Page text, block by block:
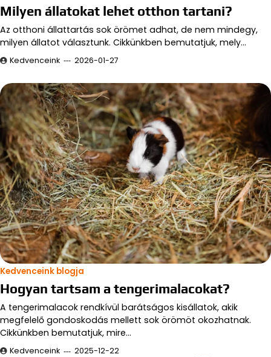
Milyen állatokat lehet otthon tartani?
Az otthoni állattartás sok örömet adhat, de nem mindegy,
milyen állatot választunk. Cikkünkben bemutatjuk, mely…
Kedvenceink 2026-01-27
Kedvenceink blogja
Hogyan tartsam a tengerimalacokat?
A tengerimalacok rendkívül barátságos kisállatok, akik
megfelelő gondoskodás mellett sok örömöt okozhatnak.
Cikkünkben bemutatjuk, mire…
Kedvenceink
2025-12-22